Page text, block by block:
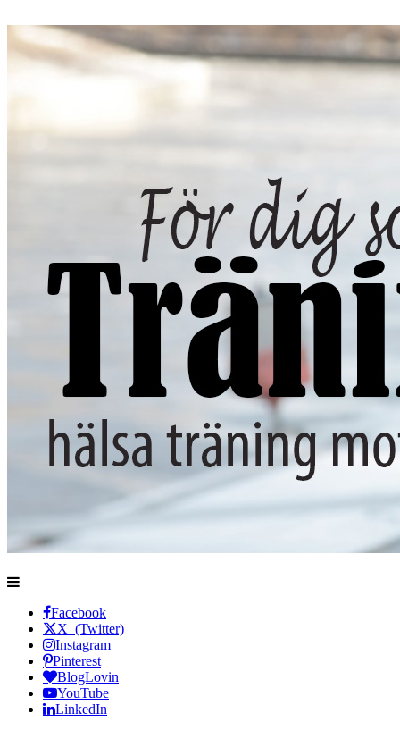
Facebook
X (Twitter)
Instagram
Pinterest
BlogLovin
YouTube
LinkedIn